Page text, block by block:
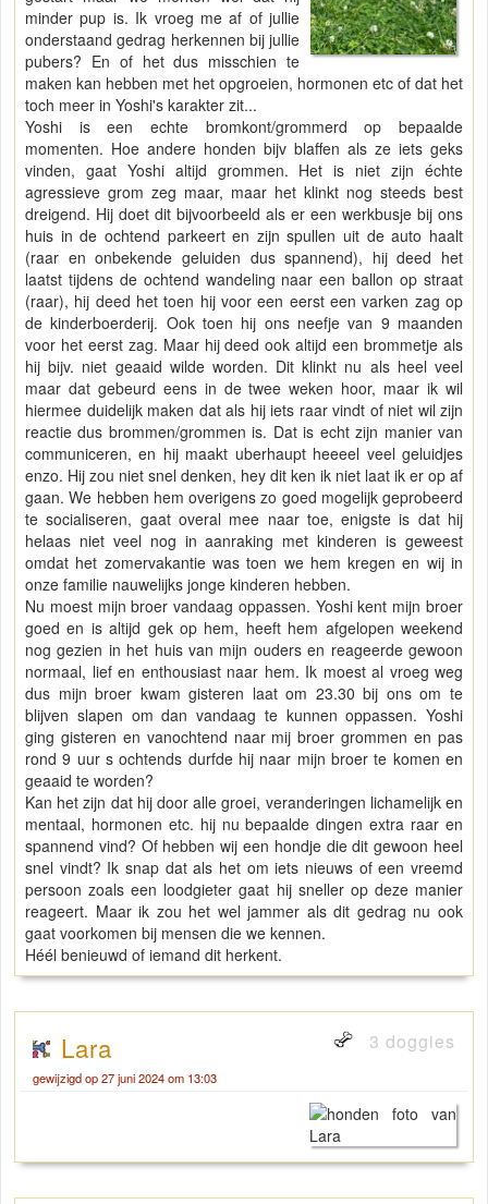
minder pup is. Ik vroeg me af of jullie
onderstaand gedrag herkennen bij jullie
pubers? En of het dus misschien te
maken kan hebben met het opgroeien, hormonen etc of dat het
toch meer in Yoshi's karakter zit...
Yoshi is een echte bromkont/grommerd op bepaalde
momenten. Hoe andere honden bijv blaffen als ze iets geks
vinden, gaat Yoshi altijd grommen. Het is niet zijn échte
agressieve grom zeg maar, maar het klinkt nog steeds best
dreigend. Hij doet dit bijvoorbeeld als er een werkbusje bij ons
huis in de ochtend parkeert en zijn spullen uit de auto haalt
(raar en onbekende geluiden dus spannend), hij deed het
laatst tijdens de ochtend wandeling naar een ballon op straat
(raar), hij deed het toen hij voor een eerst een varken zag op
de kinderboerderij. Ook toen hij ons neefje van 9 maanden
voor het eerst zag. Maar hij deed ook altijd een brommetje als
hij bijv. niet geaaid wilde worden. Dit klinkt nu als heel veel
maar dat gebeurd eens in de twee weken hoor, maar ik wil
hiermee duidelijk maken dat als hij iets raar vindt of niet wil zijn
reactie dus brommen/grommen is. Dat is echt zijn manier van
communiceren, en hij maakt uberhaupt heeeel veel geluidjes
enzo. Hij zou niet snel denken, hey dit ken ik niet laat ik er op af
gaan. We hebben hem overigens zo goed mogelijk geprobeerd
te socialiseren, gaat overal mee naar toe, enigste is dat hij
helaas niet veel nog in aanraking met kinderen is geweest
omdat het zomervakantie was toen we hem kregen en wij in
onze familie nauwelijks jonge kinderen hebben.
Nu moest mijn broer vandaag oppassen. Yoshi kent mijn broer
goed en is altijd gek op hem, heeft hem afgelopen weekend
nog gezien in het huis van mijn ouders en reageerde gewoon
normaal, lief en enthousiast naar hem. Ik moest al vroeg weg
dus mijn broer kwam gisteren laat om 23.30 bij ons om te
blijven slapen om dan vandaag te kunnen oppassen. Yoshi
ging gisteren en vanochtend naar mij broer grommen en pas
rond 9 uur s ochtends durfde hij naar mijn broer te komen en
geaaid te worden?
Kan het zijn dat hij door alle groei, veranderingen lichamelijk en
mentaal, hormonen etc. hij nu bepaalde dingen extra raar en
spannend vind? Of hebben wij een hondje die dit gewoon heel
snel vindt? Ik snap dat als het om iets nieuws of een vreemd
persoon zoals een loodgieter gaat hij sneller op deze manier
reageert. Maar ik zou het wel jammer als dit gedrag nu ook
gaat voorkomen bij mensen die we kennen.
Héél benieuwd of iemand dit herkent.
Lara 3 doggies
gewijzigd op 27 juni 2024 om 13:03